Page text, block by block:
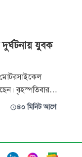
যুবক
মোটরসাইকেল
বৃহস্পতিবার
শ্রীমঙ্গল
তার বন্ধু রায়হান
৪০ মিনিট আগে